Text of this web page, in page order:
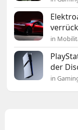
in
der
in